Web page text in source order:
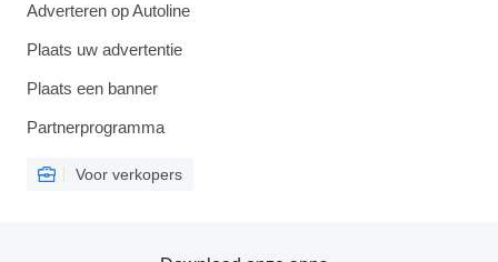
Adverteren op Autoline
Plaats uw advertentie
Plaats een banner
Partnerprogramma
Voor verkopers